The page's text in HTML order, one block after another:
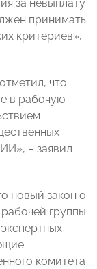
за невыплату
принимать
критериев»,
что
в рабочую
– заявил
новый закон о
группы
комитета